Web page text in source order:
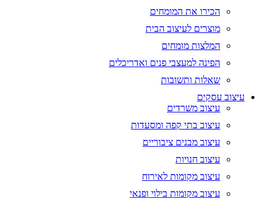
הכירו את המומחים
מוצרים לעיצוב הבית
המלצות מומחים
הפינה למעצבי פנים ואדריכלים
שאלות ותשובות
עיצוב עסקים
עיצוב משרדים
עיצוב בתי קפה ומסעדות
עיצוב מבנים ציבוריים
עיצוב חנויות
עיצוב מקומות לאירוח
עיצוב מקומות בילוי ופנאי